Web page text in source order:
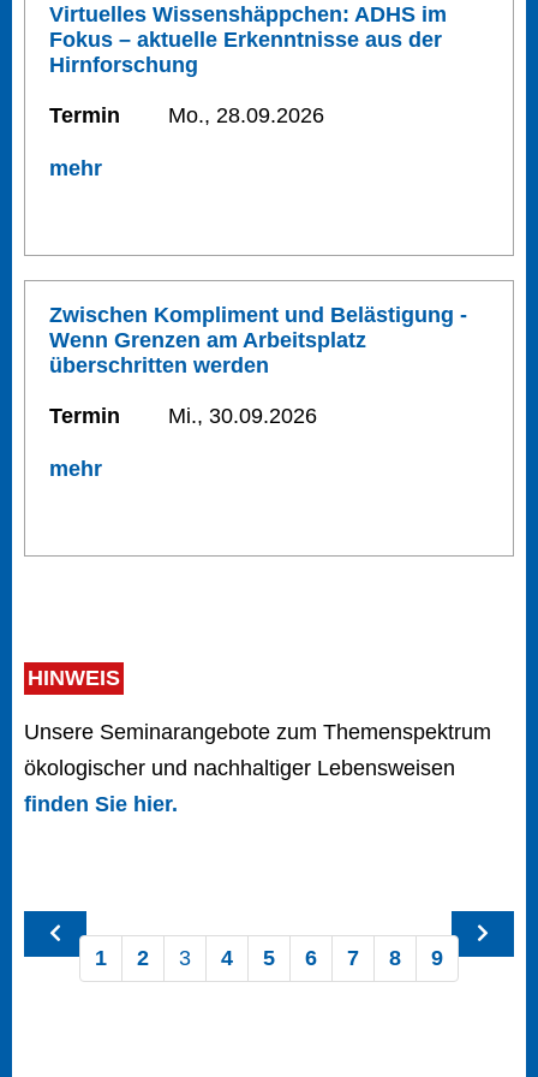
Virtuelles Wissenshäppchen: ADHS im
Fokus – aktuelle Erkenntnisse aus der
Hirnforschung
Termin Mo., 28.09.2026
mehr
Zwischen Kompliment und Belästigung -
Wenn Grenzen am Arbeitsplatz
überschritten werden
Termin Mi., 30.09.2026
mehr
HINWEIS
Unsere Seminarangebote zum Themenspektrum
ökologischer und nachhaltiger Lebensweisen
finden Sie hier.
1 2 3 4 5 6 7 8 9